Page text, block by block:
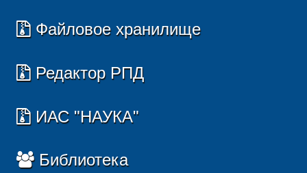
Файловое хранилище
Редактор РПД
ИАС "НАУКА"
Библиотека